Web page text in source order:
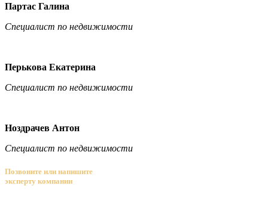
Партас Галина
Специалист по недвижимости
Перькова Екатерина
Специалист по недвижимости
Ноздрачев Антон
Специалист по недвижимости
Позвоните или напишите
эксперту компании